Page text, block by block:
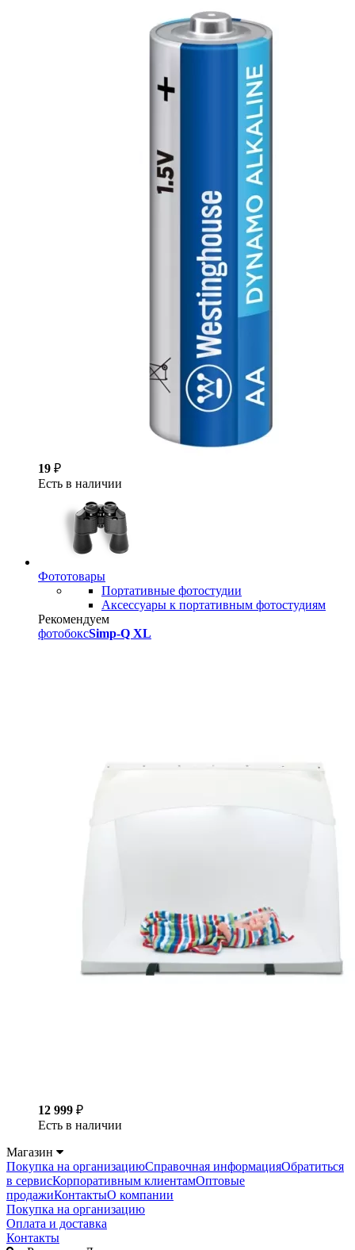
19 ₽
Есть в наличии
Фототовары
Портативные фотостудии
Аксессуары к портативным фотостудиям
Рекомендуем
фотобоксSimp-Q XL
12 999 ₽
Есть в наличии
Магазин
Покупка на организациюСправочная информацияОбратиться
в сервисКорпоративным клиентамОптовые
продажиКонтактыО компании
Покупка на организацию
Оплата и доставка
Контакты